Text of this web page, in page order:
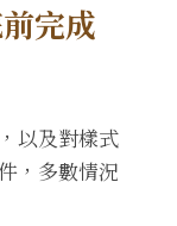
完成
以及對樣式
，多數情況